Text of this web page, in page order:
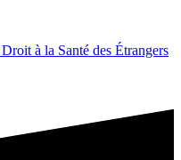
à la Santé des Étrangers